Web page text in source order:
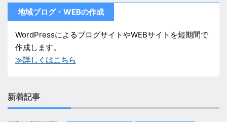
地域ブログ・WEBの作成
WordPressによるブログサイトやWEBサイトを短期間で
作成します。
≫詳しくはこちら
新着記事